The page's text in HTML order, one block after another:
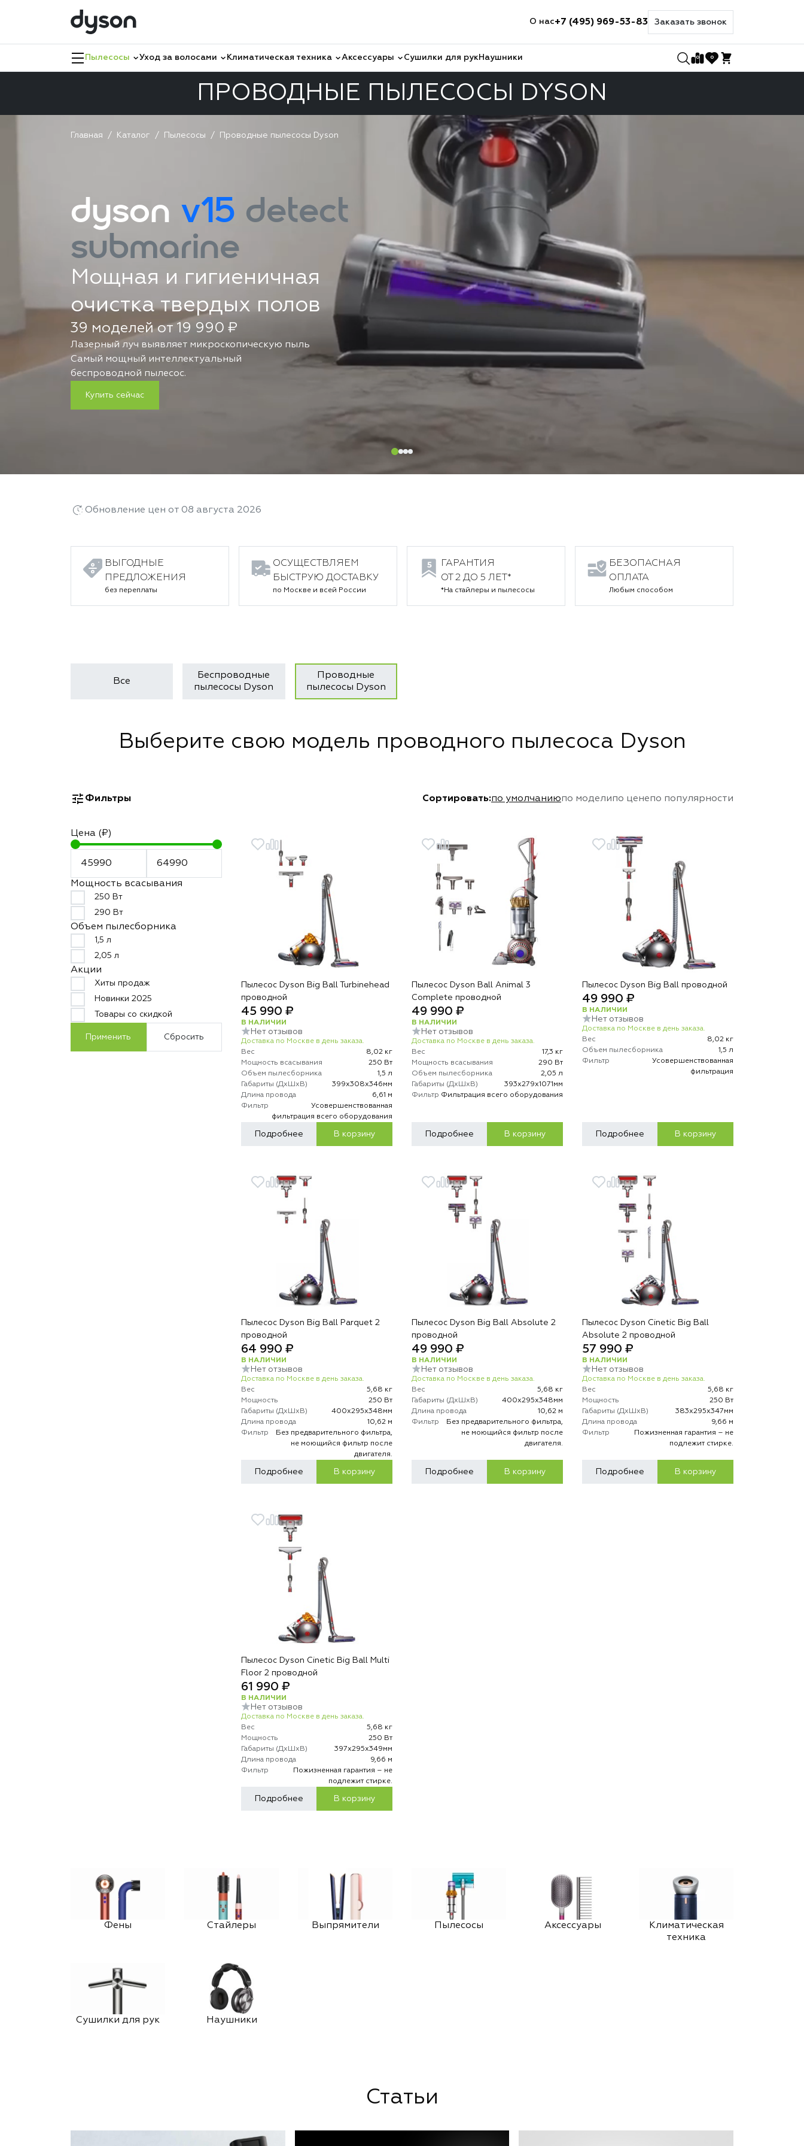
О нас+7 (495) 969-53-83 Заказать звонок
Пылесосы Уход за волосами Климатическая техника Аксессуары Сушилки для рукНаушники 0 0
ПРОВОДНЫЕ ПЫЛЕСОСЫ DYSON
Главная Каталог Пылесосы Проводные пылесосы Dyson
dyson v15 detect
submarine
Мощная и гигиеничная
очистка твердых полов
39 моделей от 19 990 ₽
Лазерный луч выявляет микроскопическую пыль
Самый мощный интеллектуальный
беспроводной пылесос.
Купить сейчас
Обновление цен от 08 августа 2026
ВЫГОДНЫЕ
ПРЕДЛОЖЕНИЯ
без переплаты
ОСУЩЕСТВЛЯЕМ
БЫСТРУЮ ДОСТАВКУ
по Москве и всей России
ГАРАНТИЯ
ОТ 2 ДО 5 ЛЕТ*
*На стайлеры и пылесосы
БЕЗОПАСНАЯ
ОПЛАТА
Любым способом
Все
Беспроводные
пылесосы Dyson
Проводные
пылесосы Dyson
Выберите свою модель проводного пылесоса Dyson
Фильтры Сортировать:по умолчаниюпо моделипо ценепо популярности
Цена (₽)
Мощность всасывания
250 Вт
290 Вт
Объем пылесборника
1,5 л
2,05 л
Акции
Хиты продаж
Новинки 2025
Товары со скидкой
Применить Сбросить
Пылесос Dyson Big Ball Turbinehead
проводной
45 990 ₽
В НАЛИЧИИ
Нет отзывов
Доставка по Москве в день заказа.
Вес
8,02 кг
Мощность всасывания
250 Вт
Объем пылесборника
1,5 л
Габариты (ДхШхВ)
399х308х346мм
Длина провода
6,61 м
Фильтр
Усовершенствованная
фильтрация всего оборудования
Подробнее В корзину
Пылесос Dyson Ball Animal 3
Complete проводной
49 990 ₽
В НАЛИЧИИ
Нет отзывов
Доставка по Москве в день заказа.
Вес
17,3 кг
Мощность всасывания
290 Вт
Объем пылесборника
2,05 л
Габариты (ДхШхВ)
393х279х1071мм
Фильтр Фильтрация всего оборудования
Подробнее В корзину
Пылесос Dyson Big Ball проводной
49 990 ₽
В НАЛИЧИИ
Нет отзывов
Доставка по Москве в день заказа.
Вес
8,02 кг
Объем пылесборника
1,5 л
Фильтр
Усовершенствованная
фильтрация
Подробнее В корзину
Пылесос Dyson Big Ball Parquet 2
проводной
64 990 ₽
В НАЛИЧИИ
Нет отзывов
Доставка по Москве в день заказа.
Вес
5,68 кг
Мощность
250 Вт
Габариты (ДхШхВ)
400х295х348мм
Длина провода
10,62 м
Фильтр
Без предварительного фильтра,
не моющийся фильтр после
двигателя.
Подробнее В корзину
Пылесос Dyson Big Ball Absolute 2
проводной
49 990 ₽
В НАЛИЧИИ
Нет отзывов
Доставка по Москве в день заказа.
Вес
5,68 кг
Габариты (ДхШхВ)
400х295х348мм
Длина провода
10,62 м
Фильтр
Без предварительного фильтра,
не моющийся фильтр после
двигателя.
Подробнее В корзину
Пылесос Dyson Cinetic Big Ball
Absolute 2 проводной
57 990 ₽
В НАЛИЧИИ
Нет отзывов
Доставка по Москве в день заказа.
Вес
5,68 кг
Мощность
250 Вт
Габариты (ДхШхВ)
383х295х347мм
Длина провода
9,66 м
Фильтр
Пожизненная гарантия – не
подлежит стирке.
Подробнее В корзину
Пылесос Dyson Cinetic Big Ball Multi
Floor 2 проводной
61 990 ₽
В НАЛИЧИИ
Нет отзывов
Доставка по Москве в день заказа.
Вес
5,68 кг
Мощность
250 Вт
Габариты (ДхШхВ)
397х295х349мм
Длина провода
9,66 м
Фильтр
Пожизненная гарантия – не
подлежит стирке.
Подробнее В корзину
Фены Стайлеры Выпрямители Пылесосы Аксессуары
Климатическая
техника
Сушилки для рук Наушники
Статьи